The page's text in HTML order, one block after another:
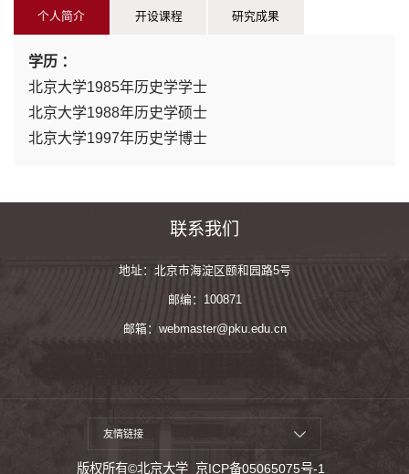
个人简介 开设课程 研究成果
学历 ：
北京大学1985年历史学学士
北京大学1988年历史学硕士
北京大学1997年历史学博士
联系我们
地址：北京市海淀区颐和园路5号
邮编：100871
邮箱：webmaster@pku.edu.cn
版权所有©北京大学 京ICP备05065075号-1
友情链接